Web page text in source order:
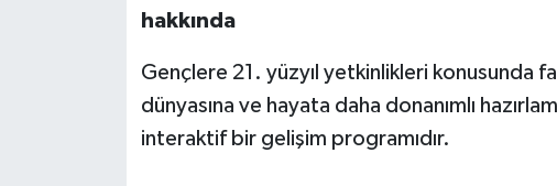
hakkında
Gençlere 21. yüzyıl yetkinlikleri konusunda
dünyasına ve hayata daha donanımlı
interaktif bir gelişim programıdır.